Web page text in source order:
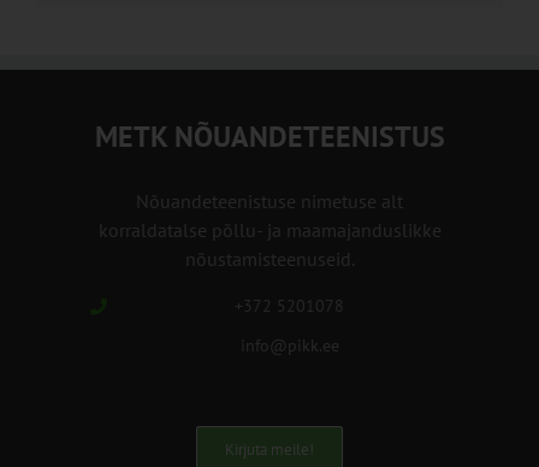
METK NÕUANDETEENISTUS
Nõuandeteenistuse nimetuse alt
korraldatalse põllu- ja maamajanduslikke
nõustamisteenuseid.
+372 5201078
info@pikk.ee
Kirjuta meile!